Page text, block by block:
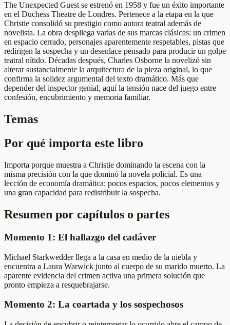
The Unexpected Guest se estrenó en 1958 y fue un éxito importante
en el Duchess Theatre de Londres. Pertenece a la etapa en la que
Christie consolidó su prestigio como autora teatral además de
novelista. La obra despliega varias de sus marcas clásicas: un crimen
en espacio cerrado, personajes aparentemente respetables, pistas que
redirigen la sospecha y un desenlace pensado para producir un golpe
teatral nítido. Décadas después, Charles Osborne la novelizó sin
alterar sustancialmente la arquitectura de la pieza original, lo que
confirma la solidez argumental del texto dramático. Más que
depender del inspector genial, aquí la tensión nace del juego entre
confesión, encubrimiento y memoria familiar.
Temas
Por qué importa este libro
Importa porque muestra a Christie dominando la escena con la
misma precisión con la que dominó la novela policial. Es una
lección de economía dramática: pocos espacios, pocos elementos y
una gran capacidad para redistribuir la sospecha.
Resumen por capítulos o partes
Momento 1: El hallazgo del cadáver
Michael Starkwedder llega a la casa en medio de la niebla y
encuentra a Laura Warwick junto al cuerpo de su marido muerto. La
aparente evidencia del crimen activa una primera solución que
pronto empieza a resquebrajarse.
Momento 2: La coartada y los sospechosos